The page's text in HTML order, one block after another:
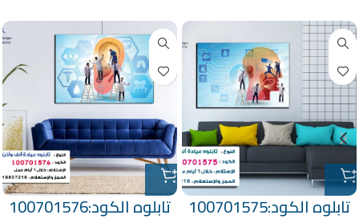
تابلوه الكود:100701575
تابلوه الكود:100701576